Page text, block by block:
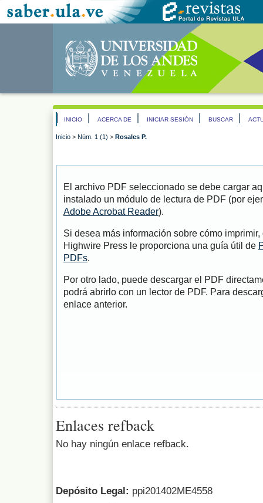
INICIO ACERCA DE INICIAR SESIÓN BUSCAR
Inicio > Núm. 1 (1) > Rosales P.
El archivo PDF seleccionado se debe cargar
instalado un módulo de lectura de PDF (por
Adobe Acrobat Reader).
Si desea más información sobre cómo
Highwire Press le proporciona una guía útil de
PDFs.
Por otro lado, puede descargar el PDF
podrá abrirlo con un lector de PDF. Para
enlace anterior.
Enlaces refback
No hay ningún enlace refback.
Depósito Legal: ppi201402ME4558